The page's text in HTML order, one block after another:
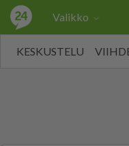
Valikko
KESKUSTELU